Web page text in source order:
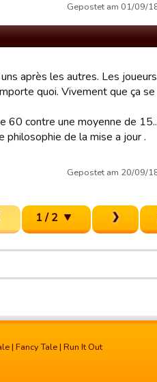
Gepostet am 01/09/
après les autres. Les joueurs
quoi. Vivement que ça se
60 contre une moyenne de
philosophie de la mise a jour .
Gepostet am 20/09/
1 / 2
| Fancy Tale | Run It Out